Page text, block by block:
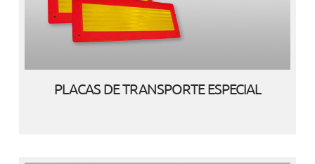
PLACAS DE TRANSPORTE ESPECIAL